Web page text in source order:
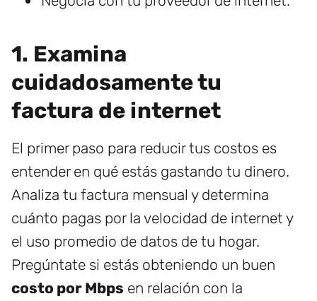
1. Examina
cuidadosamente tu
factura de internet
El primer paso para reducir tus costos es
entender en qué estás gastando tu dinero.
Analiza tu factura mensual y determina
cuánto pagas por la velocidad de internet y
el uso promedio de datos de tu hogar.
Pregúntate si estás obteniendo un buen
costo por Mbps en relación con la